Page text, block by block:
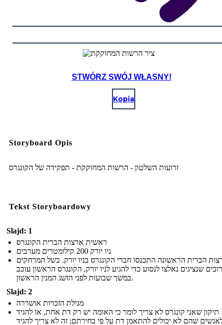
STWÓRZ SWÓJ WŁASNY!
Kopia
Storyboard Opis
זרועות השלטון - הרשות המחוקקת - תפקידה של הקונגרס
Tekst Storyboardowy
Slajd: 1
ראשית ארצות הברית הקונגרס
ניו יורק 200 קילומטרים מערבים
הברית הראשונה התכנסו חברי הקונגרס בניו יורק. בשל המרחקים
שנציגים נאלצו לנסוע כדי להגיע לניו יורק, הקונגרס הראשון עוכב
במשך שבועות לפני הושג המנין הראשון.
Slajd: 2
מגילת הזכויות אושררה
תיקון שאני קונגרס לא צריך לומר כי האומה יש רק דת אחת, או להגיד
שהם לא יכולים להתאמן דת על פי בחירתם; זה לא צריך להגיד